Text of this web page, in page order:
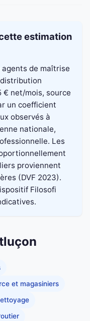
estimation
de maîtrise
€ net/mois, source
un coefficient
observés à
nationale,
Les
proviennent
(DVF 2023).
Filosofi
et magasiniers